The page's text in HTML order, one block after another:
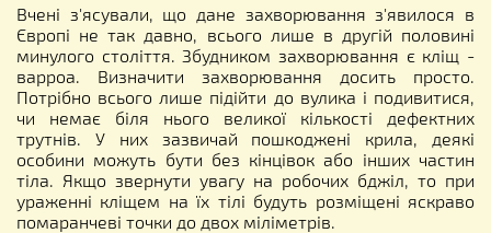
Вчені з'ясували, що дане захворювання з'явилося в
Європі не так давно, всього лише в другій половині
минулого століття. Збудником захворювання є кліщ -
варроа. Визначити захворювання досить просто.
Потрібно всього лише підійти до вулика і подивитися,
чи немає біля нього великої кількості дефектних
трутнів. У них зазвичай пошкоджені крила, деякі
особини можуть бути без кінцівок або інших частин
тіла. Якщо звернути увагу на робочих бджіл, то при
ураженні кліщем на їх тілі будуть розміщені яскраво
помаранчеві точки до двох міліметрів.